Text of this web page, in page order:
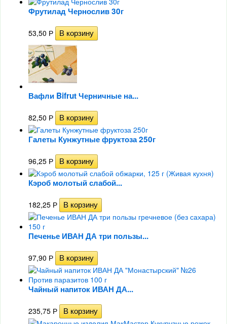
Фрутилад Чернослив 30г
53,50 Р
Вафли Bifrut Черничные на...
82,50 Р
Галеты Кунжутные фруктоза 250г
96,25 Р
Кэроб молотый слабой...
182,25 Р
Печенье ИВАН ДА три пользы...
97,90 Р
Чайный напиток ИВАН ДА...
235,75 Р